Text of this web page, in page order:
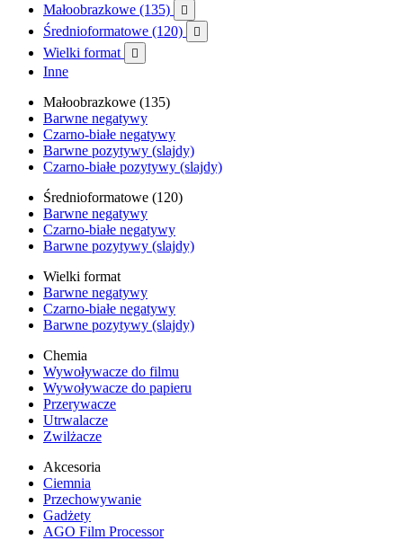
Małoobrazkowe (135)

Średnioformatowe (120) 
Wielki format 
Inne
Małoobrazkowe (135)
Barwne negatywy
Czarno-białe negatywy
Barwne pozytywy (slajdy)
Czarno-białe pozytywy (slajdy)
Średnioformatowe (120)
Barwne negatywy
Czarno-białe negatywy
Barwne pozytywy (slajdy)
Wielki format
Barwne negatywy
Czarno-białe negatywy
Barwne pozytywy (slajdy)
Chemia
Wywoływacze do filmu
Wywoływacze do papieru
Przerywacze
Utrwalacze
Zwilżacze
Akcesoria
Ciemnia
Przechowywanie
Gadżety
AGO Film Processor